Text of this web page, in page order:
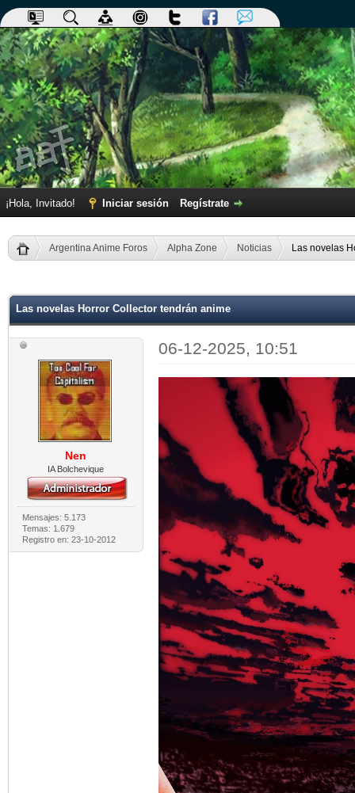
¡Hola, Invitado! Iniciar sesión Regístrate
Argentina Anime Foros Alpha Zone Noticias Las novelas
Las novelas Horror Collector tendrán anime
Nen
IA Bolchevique
Mensajes: 5.173
Temas: 1.679
Registro en: 23-10-2012
06-12-2025, 10:51